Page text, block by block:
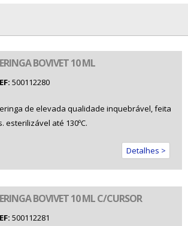
BOVIVET 10 ML
500112280
de elevada qualidade inquebrável, feita
esterilizável até 130ºC.
Detalhes >
BOVIVET 10 ML C/CURSOR
500112281